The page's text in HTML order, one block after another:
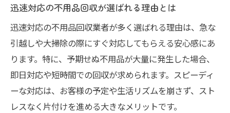
法
トラブルを避けるための不用品回収活用術
不用品回収でよくあるトラブルと対策方法
安心して依頼できる不用品回収の進め方
契約前に確認したい不用品回収の注意事項
悪質な不用品回収業者を見抜くポイント
迅速対応の不用品回収が選ばれる理由とは
迅速対応の不用品回収業者が多く選ばれる理由は、急な
引越しや大掃除の際にすぐ対応してもらえる安心感にあ
ります。特に、予期せぬ不用品が大量に発生した場合、
即日対応や短時間での回収が求められます。スピーディ
ーな対応は、お客様の予定や生活リズムを崩さず、スト
レスなく片付けを進める大きなメリットです。